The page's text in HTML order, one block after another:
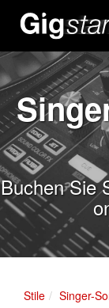
Buchen Sie
Stile Singer-